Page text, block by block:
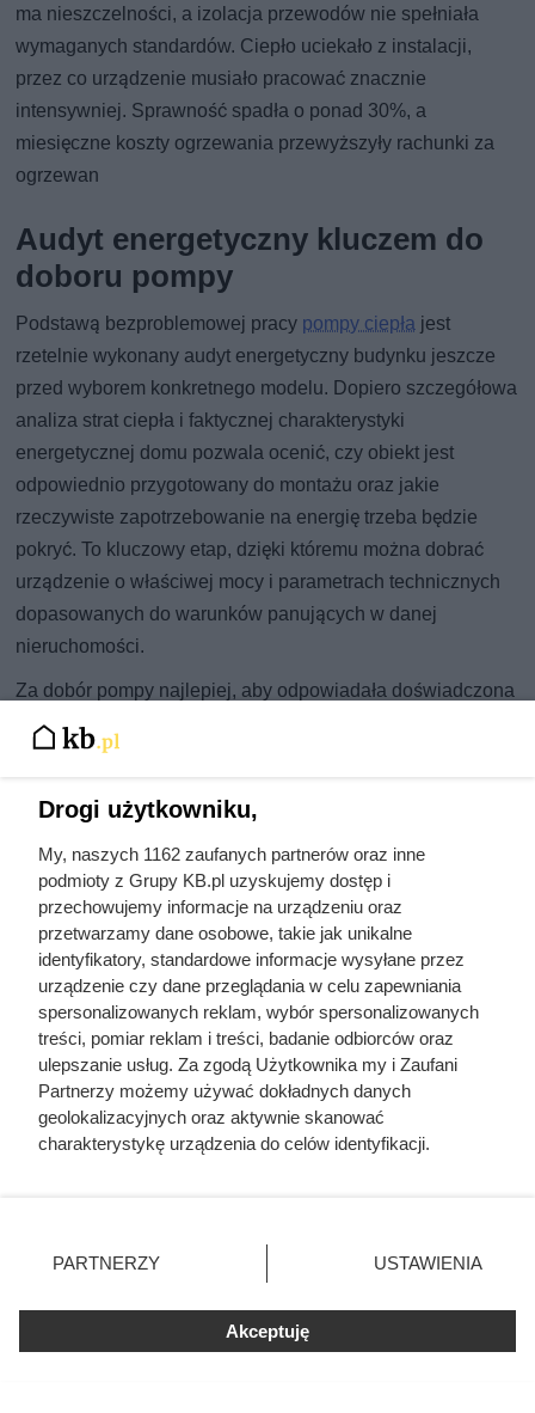
ma nieszczelności, a izolacja przewodów nie spełniała
wymaganych standardów. Ciepło uciekało z instalacji,
przez co urządzenie musiało pracować znacznie
intensywniej. Sprawność spadła o ponad 30%, a
miesięczne koszty ogrzewania przewyższyły rachunki za
ogrzewan
Audyt energetyczny kluczem do
doboru pompy
Podstawą bezproblemowej pracy pompy ciepła jest
rzetelnie wykonany audyt energetyczny budynku jeszcze
przed wyborem konkretnego modelu. Dopiero szczegółowa
analiza strat ciepła i faktycznej charakterystyki
energetycznej domu pozwala ocenić, czy obiekt jest
odpowiednio przygotowany do montażu oraz jakie
rzeczywiste zapotrzebowanie na energię trzeba będzie
pokryć. To kluczowy etap, dzięki któremu można dobrać
urządzenie o właściwej mocy i parametrach technicznych
dopasowanych do warunków panujących w danej
nieruchomości.
Za dobór pompy najlepiej, aby odpowiadała doświadczona
firma instalacyjna albo projektant systemów grzewczych.
Liczy się nie tylko metraż, ale też strefa klimatyczna, typ
ocieplenia oraz codzienne przyzwyczajenia i oczekiwania
domowników. Zanim podejmiesz współpracę, dobrze jest
sprawdzić referencje wykonawcy, jego uprawnienia oraz
opinie wcześniejszych klientów.
W przypadku źle dobranej mocy pompy, urządzenie często
wymaga kosztownego wspomagania grzałkami elektrycznymi, fot.
Drogi użytkowniku,
My, naszych 1162 zaufanych partnerów oraz inne
podmioty z Grupy KB.pl uzyskujemy dostęp i
przechowujemy informacje na urządzeniu oraz
przetwarzamy dane osobowe, takie jak unikalne
identyfikatory, standardowe informacje wysyłane przez
urządzenie czy dane przeglądania w celu zapewniania
spersonalizowanych reklam, wybór spersonalizowanych
treści, pomiar reklam i treści, badanie odbiorców oraz
ulepszanie usług. Za zgodą Użytkownika my i Zaufani
Partnerzy możemy używać dokładnych danych
geolokalizacyjnych oraz aktywnie skanować
charakterystykę urządzenia do celów identyfikacji.
zmienić/wycofać klikając przycisk ustawień prywatności
znajdujący się w lewym dolnym rogu strony. Niektóre
użytkownika, ale masz prawo sprzeciwić się takiemu
przetwarzaniu. Preferencje będą miały zastosowania tylko
PARTNERZY USTAWIENIA
Akceptuję